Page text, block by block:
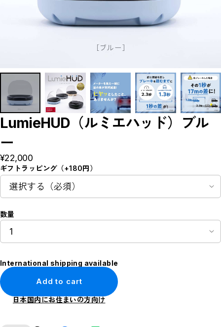
LumieHUD（ルミエハッド）ブル
ー
¥22,000
ギフトラッピング（+180円）
数量
International shipping available
Add to cart
日本国内にお住まいの方向け